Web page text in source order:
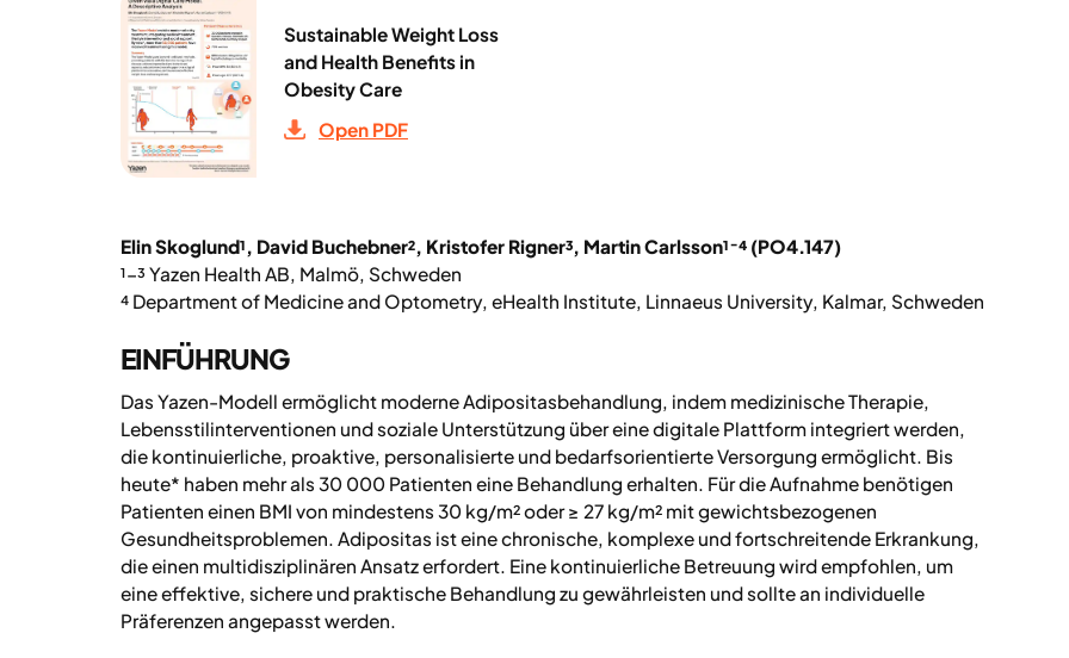
Sustainable Weight Loss
and Health Benefits in
Obesity Care
Open PDF
Elin Skoglund¹, David Buchebner², Kristofer Rigner³, Martin Carlsson¹⁻⁴ (PO4.147)
¹–³ Yazen Health AB, Malmö, Schweden
⁴ Department of Medicine and Optometry, eHealth Institute, Linnaeus University, Kalmar, Schweden
EINFÜHRUNG
Das Yazen-Modell ermöglicht moderne Adipositasbehandlung, indem medizinische Therapie,
Lebensstilinterventionen und soziale Unterstützung über eine digitale Plattform integriert werden,
die kontinuierliche, proaktive, personalisierte und bedarfsorientierte Versorgung ermöglicht. Bis
heute* haben mehr als 30 000 Patienten eine Behandlung erhalten. Für die Aufnahme benötigen
Patienten einen BMI von mindestens 30 kg/m² oder ≥ 27 kg/m² mit gewichtsbezogenen
Gesundheitsproblemen. Adipositas ist eine chronische, komplexe und fortschreitende Erkrankung,
die einen multidisziplinären Ansatz erfordert. Eine kontinuierliche Betreuung wird empfohlen, um
eine effektive, sichere und praktische Behandlung zu gewährleisten und sollte an individuelle
Präferenzen angepasst werden.